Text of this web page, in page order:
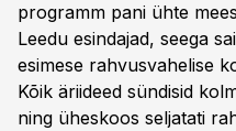
programm pani ühte
Leedu esindajad, seega
esimese rahvusvahelise
Kõik äriideed sündisid
ning üheskoos seljatati